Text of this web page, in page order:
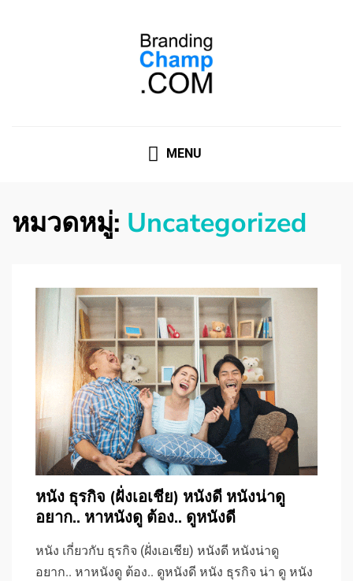
MENU
หมวดหมู่: Uncategorized
หนัง ธุรกิจ (ฝั่งเอเชีย) หนังดี หนังน่าดู
อยาก.. หาหนังดู ต้อง.. ดูหนังดี
หนัง เกี่ยวกับ ธุรกิจ (ฝั่งเอเชีย) หนังดี หนังน่าดู
อยาก.. หาหนังดู ต้อง.. ดูหนังดี หนัง ธุรกิจ น่า ดู หนัง